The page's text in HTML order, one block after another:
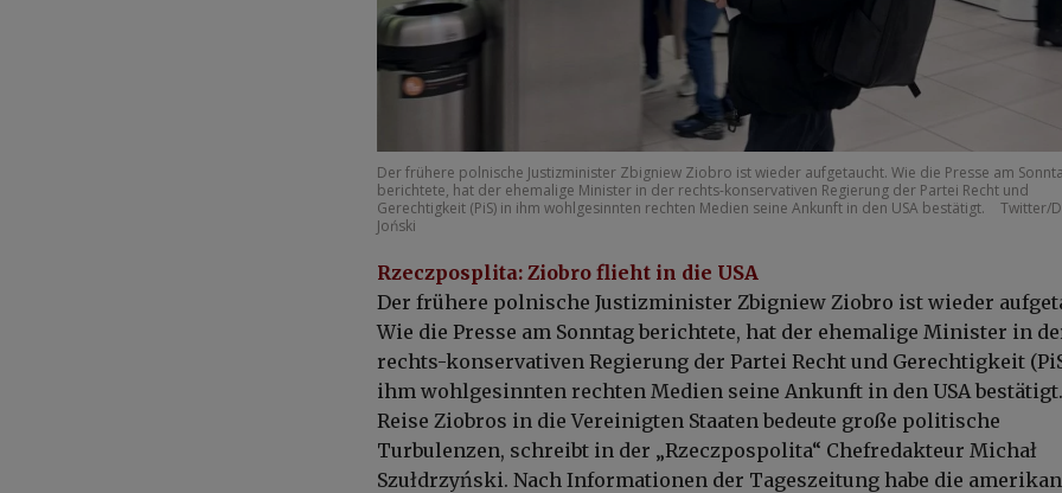
Der frühere polnische Justizminister Zbigniew Ziobro ist wieder aufgetaucht. Wie die Presse am
berichtete, hat der ehemalige Minister in der rechts-konservativen Regierung der Partei Recht und
Gerechtigkeit (PiS) in ihm wohlgesinnten rechten Medien seine Ankunft in den USA bestätigt.
Twitter/
Joński
Rzeczposplita: Ziobro flieht in die USA
Der frühere polnische Justizminister Zbigniew Ziobro ist wieder
Wie die Presse am Sonntag berichtete, hat der ehemalige Minister in
rechts-konservativen Regierung der Partei Recht und Gerechtigkeit
ihm wohlgesinnten rechten Medien seine Ankunft in den USA
Reise Ziobros in die Vereinigten Staaten bedeute große politische
Turbulenzen, schreibt in der „Rzeczpospolita“ Chefredakteur Michał
Szułdrzyński. Nach Informationen der Tageszeitung habe die